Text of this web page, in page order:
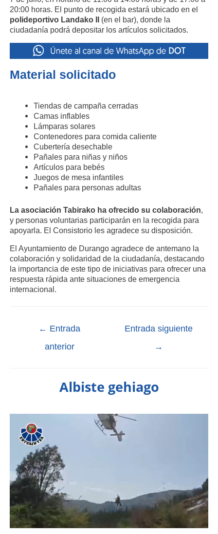
20:00 horas. El punto de recogida estará ubicado en el
polideportivo Landako II (en el bar), donde la
ciudadanía podrá depositar los artículos solicitados.
Material solicitado
Tiendas de campaña cerradas
Camas inflables
Lámparas solares
Contenedores para comida caliente
Cubertería desechable
Pañales para niñas y niños
Artículos para bebés
Juegos de mesa infantiles
Pañales para personas adultas
La asociación Tabirako ha ofrecido su colaboración
y personas voluntarias participarán en la recogida para
apoyarla. El Consistorio les agradece su disposición.
El Ayuntamiento de Durango agradece de antemano la
colaboración y solidaridad de la ciudadanía, destacando
la importancia de este tipo de iniciativas para ofrecer una
respuesta rápida ante situaciones de emergencia
internacional.
← Entrada
anterior
Entrada siguiente
→
Albiste gehiago